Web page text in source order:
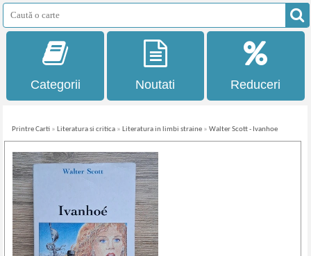
Categorii Noutati Reduceri
Printre Carti » Literatura si critica » Literatura in limbi straine »Walter Scott - Ivanhoe